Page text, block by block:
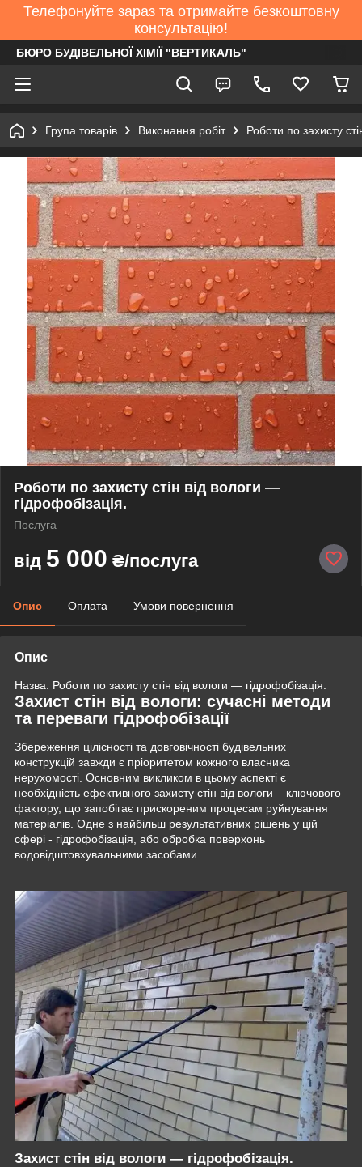
Телефонуйте зараз та отримайте безкоштовну
консультацію!
БЮРО БУДІВЕЛЬНОЇ ХІМІЇ "ВЕРТИКАЛЬ"
Група товарів Виконання робіт Роботи по захисту
Роботи по захисту стін від вологи —
гідрофобізація.
Послуга
від 5 000 ₴/послуга
Опис Оплата Умови повернення
Опис
Назва: Роботи по захисту стін від вологи — гідрофобізація.
Захист стін від вологи: сучасні методи
та переваги гідрофобізації
Збереження цілісності та довговічності будівельних
конструкцій завжди є пріоритетом кожного власника
нерухомості. Основним викликом в цьому аспекті є
необхідність ефективного захисту стін від вологи – ключового
фактору, що запобігає прискореним процесам руйнування
матеріалів. Одне з найбільш результативних рішень у цій
сфері - гідрофобізація, або обробка поверхонь
водовідштовхувальними засобами.
Захист стін від вологи — гідрофобізація.